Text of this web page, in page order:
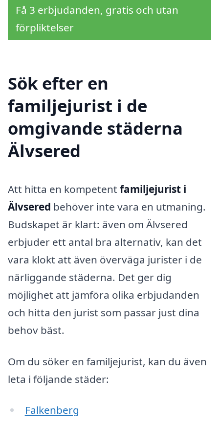
Få 3 erbjudanden, gratis och utan
förpliktelser
Sök efter en
familjejurist i de
omgivande städerna
Älvsered
Att hitta en kompetent familjejurist i
Älvsered behöver inte vara en utmaning.
Budskapet är klart: även om Älvsered
erbjuder ett antal bra alternativ, kan det
vara klokt att även överväga jurister i de
närliggande städerna. Det ger dig
möjlighet att jämföra olika erbjudanden
och hitta den jurist som passar just dina
behov bäst.
Om du söker en familjejurist, kan du även
leta i följande städer:
Falkenberg